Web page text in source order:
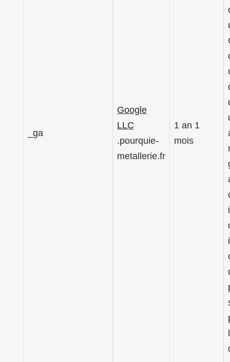
_ga
Google
LLC
.pourquie-
metallerie.fr
1 an 1
mois